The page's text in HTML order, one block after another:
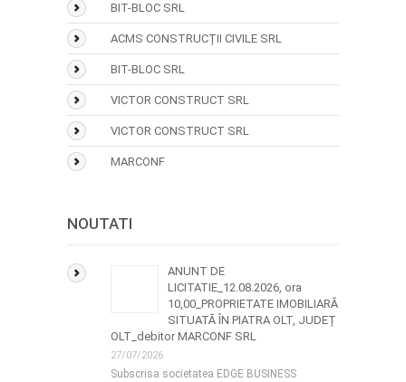
BIT-BLOC SRL
ACMS CONSTRUCȚII CIVILE SRL
BIT-BLOC SRL
VICTOR CONSTRUCT SRL
VICTOR CONSTRUCT SRL
MARCONF
NOUTATI
ANUNT DE
LICITATIE_12.08.2026, ora
10,00_PROPRIETATE IMOBILIARĂ
SITUATĂ ÎN PIATRA OLT, JUDEȚ
OLT_debitor MARCONF SRL
27/07/2026
Subscrisa societatea EDGE BUSINESS